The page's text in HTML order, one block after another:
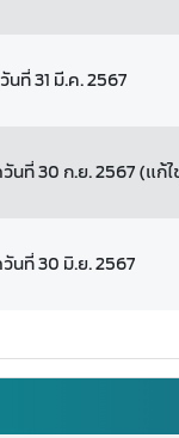
ที่ 31 มี.ค. 2567
นที่ 30 ก.ย. 2567 (แก้ไ
นที่ 30 มิ.ย. 2567